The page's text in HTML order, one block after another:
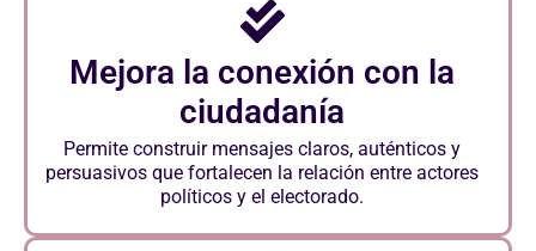
Mejora la conexión con la
ciudadanía
Permite construir mensajes claros, auténticos y
persuasivos que fortalecen la relación entre actores
políticos y el electorado.